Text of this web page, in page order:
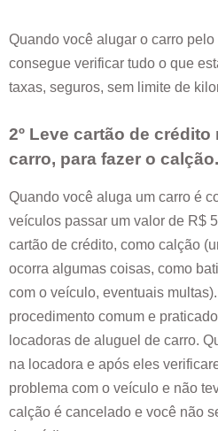
Quando você alugar o carro pelo
consegue verificar tudo o que
taxas, seguros, sem limite de
2º Leve cartão de crédito
carro, para fazer o calção.
Quando você aluga um carro é
veículos passar um valor de R$
cartão de crédito, como calção
ocorra algumas coisas, como
com o veículo, eventuais
procedimento comum e
locadoras de aluguel de carro.
na locadora e após eles
problema com o veículo e não
calção é cancelado e você não